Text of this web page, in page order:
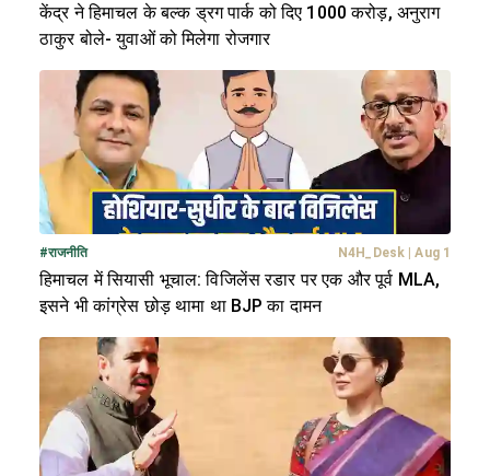
केंद्र ने हिमाचल के बल्क ड्रग पार्क को दिए 1000 करोड़, अनुराग
ठाकुर बोले- युवाओं को मिलेगा रोजगार
#राजनीति N4H_Desk | Aug 1
हिमाचल में सियासी भूचाल: विजिलेंस रडार पर एक और पूर्व MLA,
इसने भी कांग्रेस छोड़ थामा था BJP का दामन